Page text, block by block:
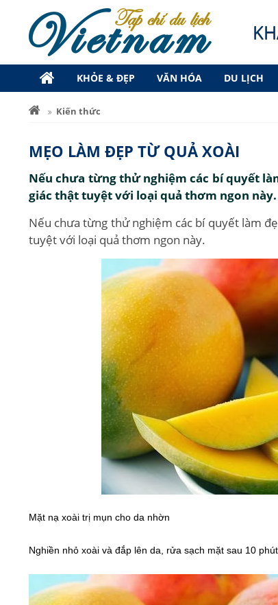
KHỎE & ĐẸP VĂN HÓA DU LỊCH
Kiến thức
MẸO LÀM ĐẸP TỪ QUẢ XOÀI
Nếu chưa từng thử nghiệm các bí quyết
giác thật tuyệt với loại quả thơm ngon này.
Nếu chưa từng thử nghiệm các bí quyết làm
tuyệt với loại quả thơm ngon này.
Mặt nạ xoài trị mụn cho da nhờn
Nghiền nhỏ xoài và đắp lên da, rửa sạch mặt sau 10